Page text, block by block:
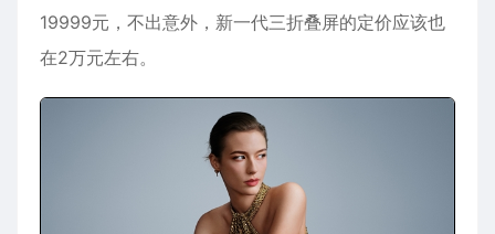
19999元，不出意外，新一代三折叠屏的定价应该也
在2万元左右。